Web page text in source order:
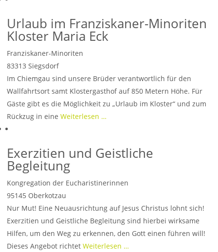
Urlaub im Franziskaner-Minoriten
Kloster Maria Eck
Franziskaner-Minoriten
83313 Siegsdorf
Im Chiemgau sind unsere Brüder verantwortlich für den
Wallfahrtsort samt Klostergasthof auf 850 Metern Höhe. Für
Gäste gibt es die Möglichkeit zu „Urlaub im Kloster“ und zum
Rückzug in eine Weiterlesen …
Exerzitien und Geistliche
Begleitung
Kongregation der Eucharistinerinnen
95145 Oberkotzau
Nur Mut! Eine Neuausrichtung auf Jesus Christus lohnt sich!
Exerzitien und Geistliche Begleitung sind hierbei wirksame
Hilfen, um den Weg zu erkennen, den Gott einen führen will!
Dieses Angebot richtet Weiterlesen …